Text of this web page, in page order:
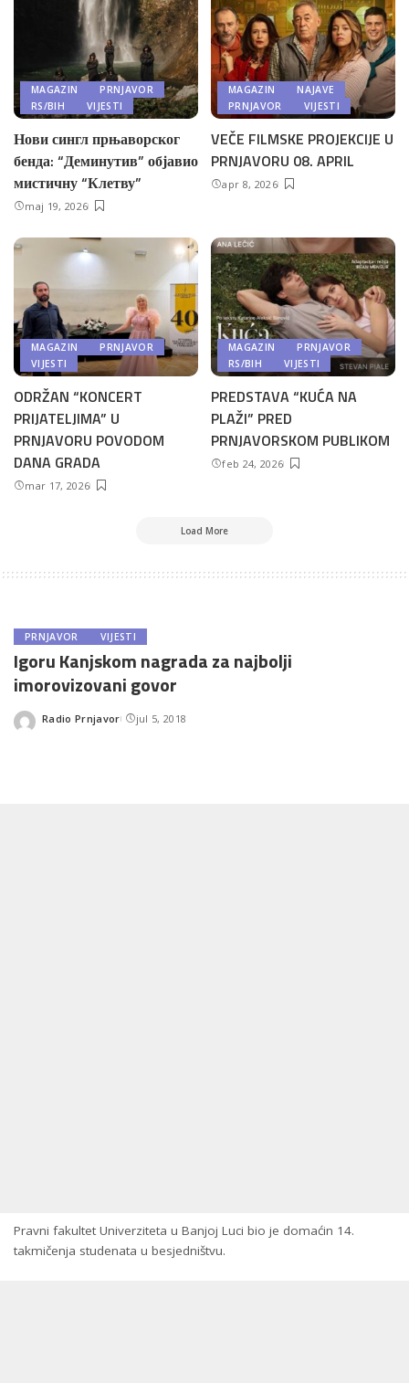
MAGAZIN
PRNJAVOR
RS/BIH
VIJESTI
Нови сингл прњаворског
бенда: “Деминутив” објавио
мистичну “Клетву”
maj 19, 2026
MAGAZIN
NAJAVE
PRNJAVOR
VIJESTI
VEČE FILMSKE PROJEKCIJE U
PRNJAVORU 08. APRIL
apr 8, 2026
MAGAZIN
PRNJAVOR
VIJESTI
ODRŽAN “KONCERT
PRIJATELJIMA” U
PRNJAVORU POVODOM
DANA GRADA
mar 17, 2026
MAGAZIN
PRNJAVOR
RS/BIH
VIJESTI
PREDSTAVA “KUĆA NA
PLAŽI” PRED
PRNJAVORSKOM PUBLIKOM
feb 24, 2026
Load More
PRNJAVOR VIJESTI
Igoru Kanjskom nagrada za najbolji
imorovizovani govor
Posted
Radio Prnjavor jul 5, 2018
Pravni fakultet Univerziteta u Banjoj Luci bio je domaćin 14.
takmičenja studenata u besjedništvu.